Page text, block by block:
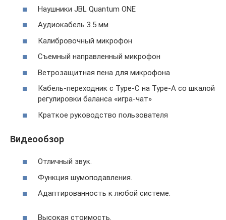
Наушники JBL Quantum ONE
Аудиокабель 3.5 мм
Калибровочный микрофон
Съемный направленный микрофон
Ветрозащитная пена для микрофона
Кабель-переходник с Type-C на Type-A со шкалой
регулировки баланса «игра-чат»
Краткое руководство пользователя
Видеообзор
Отличный звук.
Функция шумоподавления.
Адаптированность к любой системе.
Высокая стоимость.